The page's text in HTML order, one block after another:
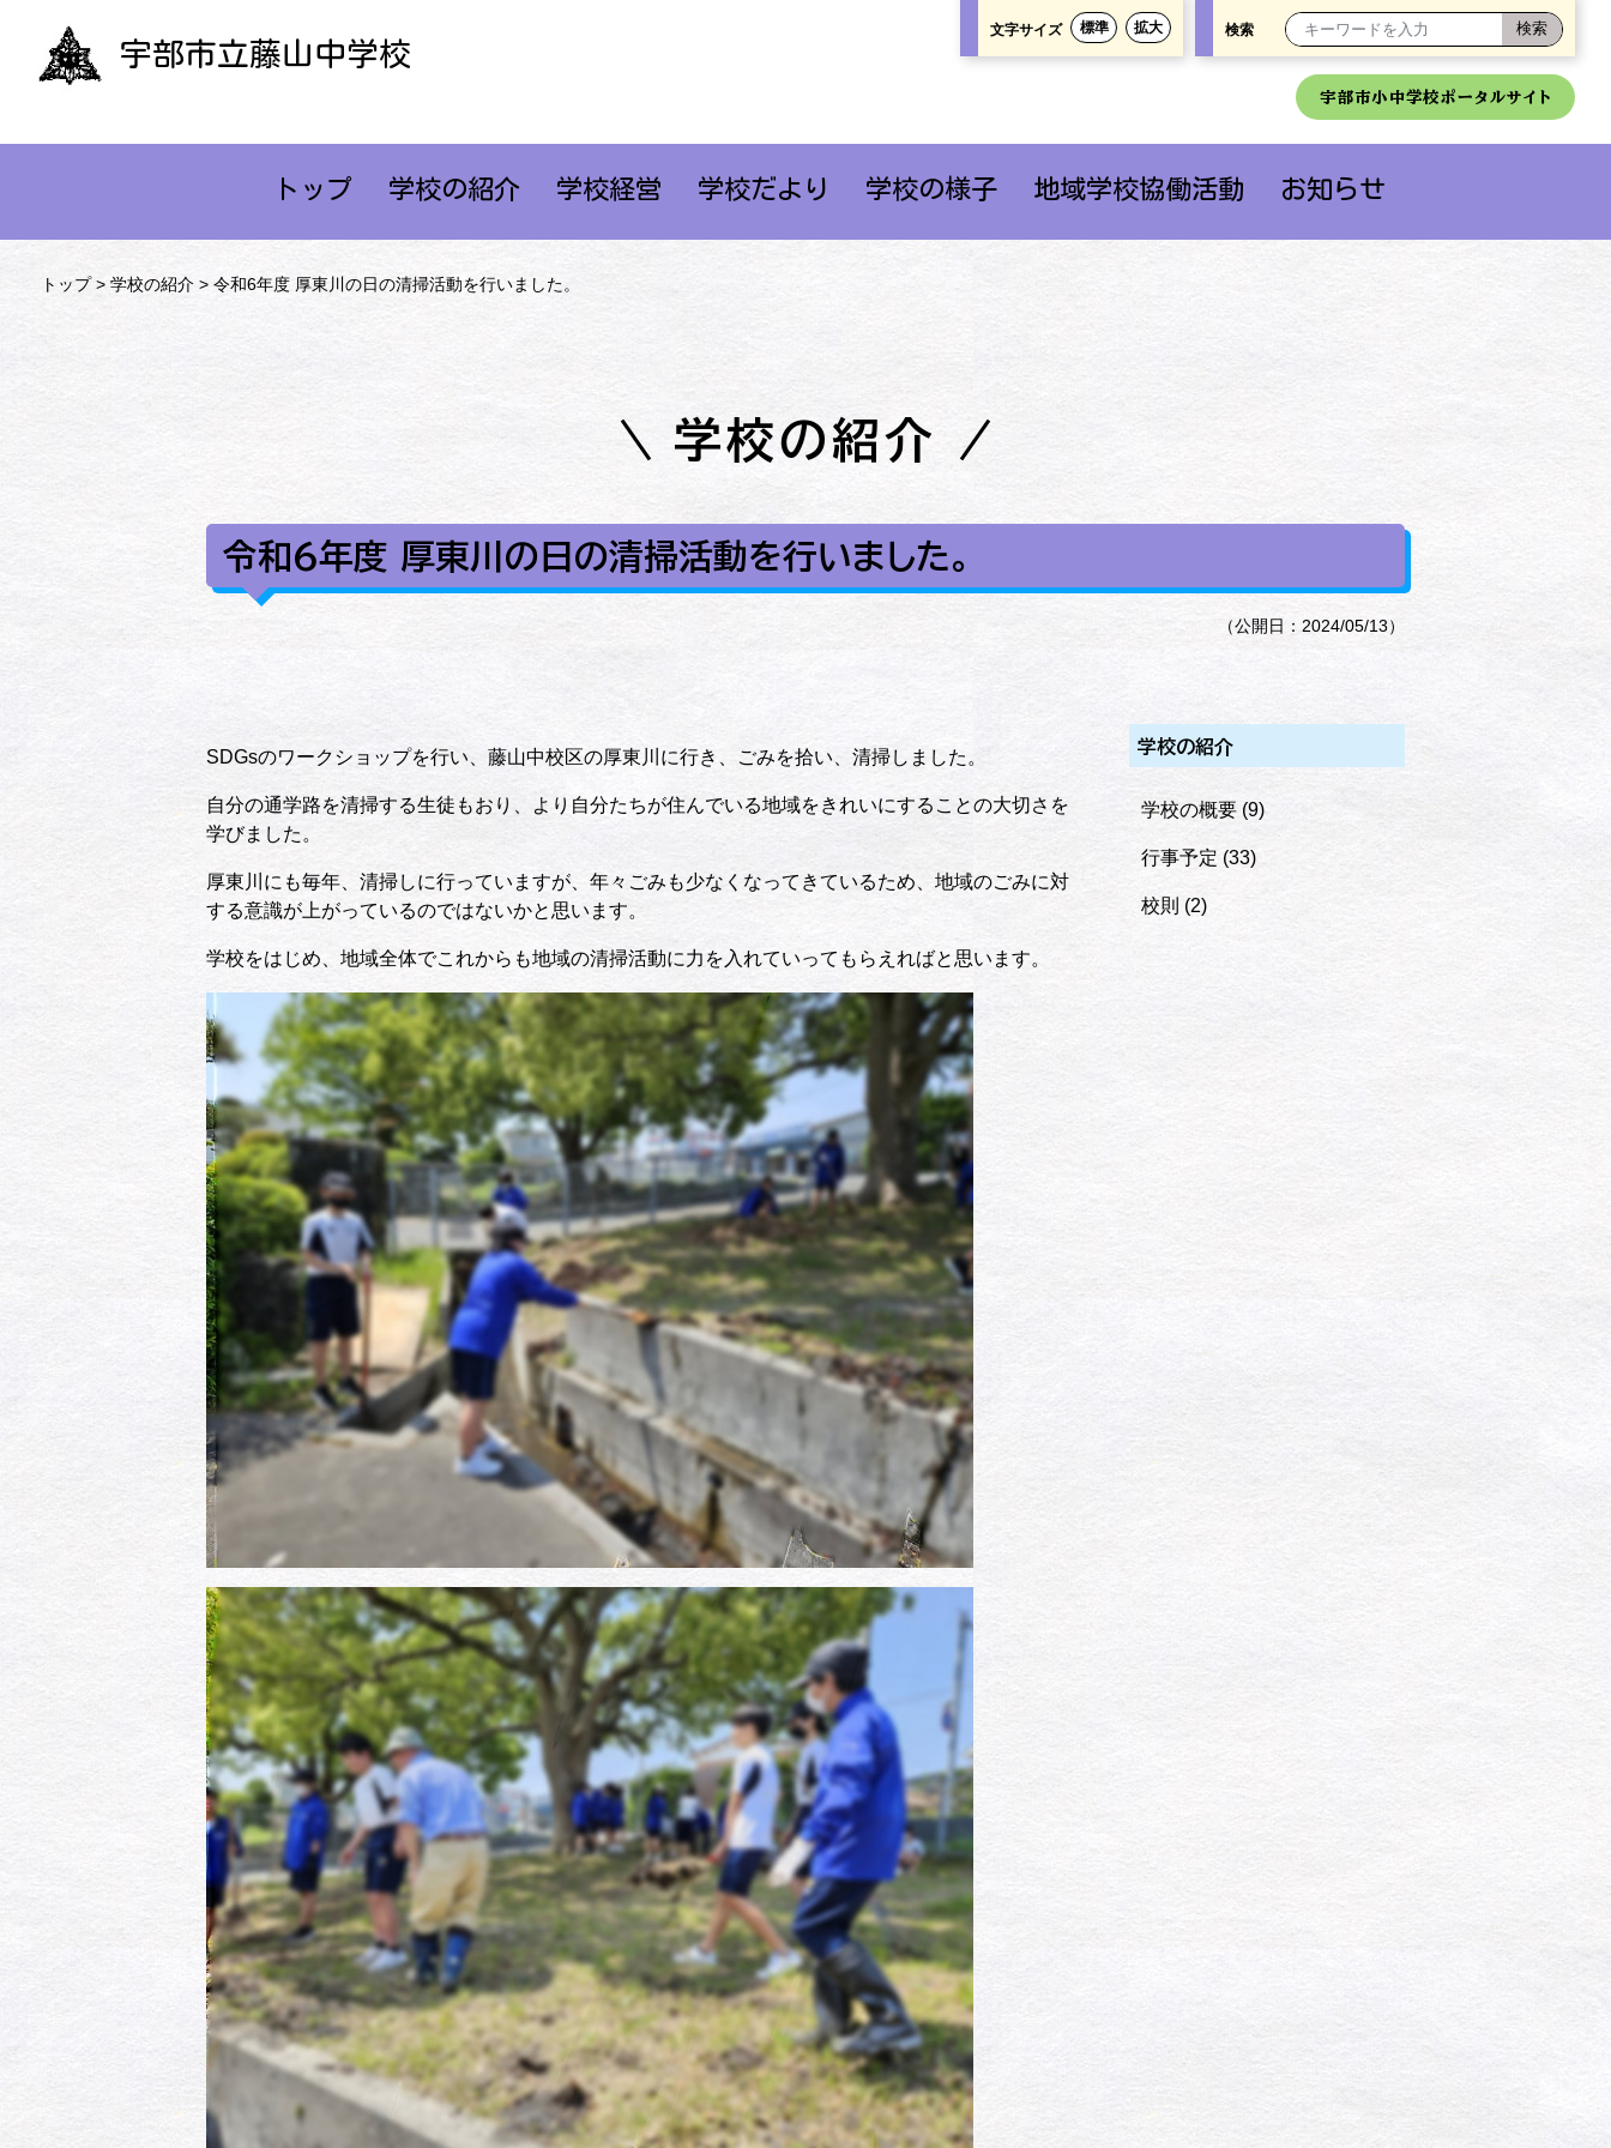
宇部市立藤山中学校
文字サイズ 標準 拡大 検索
宇部市小中学校ポータルサイト
トップ 学校の紹介 学校経営 学校だより 学校の様子 地域学校協働活動 お知らせ
トップ> 学校の紹介> 令和6年度 厚東川の日の清掃活動を行いました。
学校の紹介
令和6年度 厚東川の日の清掃活動を行いました。
（公開日：2024/05/13）
SDGsのワークショップを行い、藤山中校区の厚東川に行き、ごみを拾い、清掃しました。
自分の通学路を清掃する生徒もおり、より自分たちが住んでいる地域をきれいにすることの大切さを
学びました。
厚東川にも毎年、清掃しに行っていますが、年々ごみも少なくなってきているため、地域のごみに対
する意識が上がっているのではないかと思います。
学校をはじめ、地域全体でこれからも地域の清掃活動に力を入れていってもらえればと思います。
学校の紹介
学校の概要 (9)
行事予定 (33)
校則 (2)